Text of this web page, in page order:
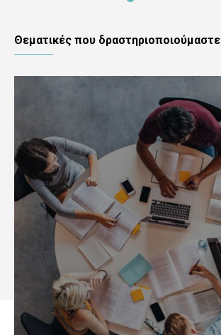
Θεματικές που δραστηριοποιούμαστε